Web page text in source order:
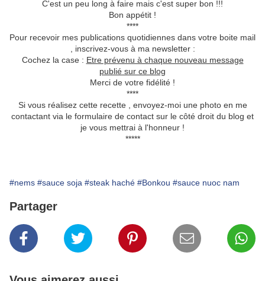
C'est un peu long à faire mais c'est super bon !!!
Bon appétit !
****
Pour recevoir mes publications quotidiennes dans votre boite mail
, inscrivez-vous à ma newsletter :
Cochez la case : Etre prévenu à chaque nouveau message
publié sur ce blog
Merci de votre fidélité !
****
Si vous réalisez cette recette , envoyez-moi une photo en me
contactant via le formulaire de contact sur le côté droit du blog et
je vous mettrai à l'honneur !
*****
#nems #sauce soja #steak haché #Bonkou #sauce nuoc nam
Partager